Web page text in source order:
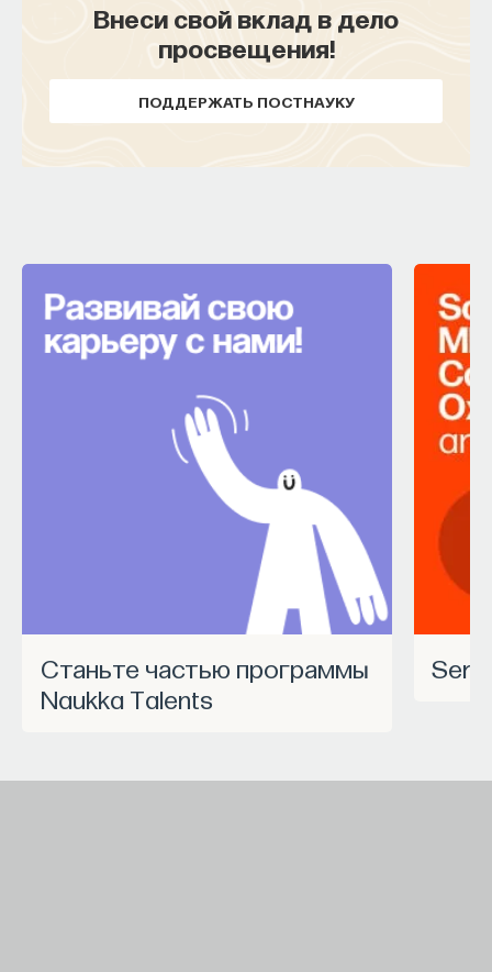
Внеси свой вклад в дело
просвещения!
ПОДДЕРЖАТЬ ПОСТНАУКУ
Станьте частью программы
Naukka Talents